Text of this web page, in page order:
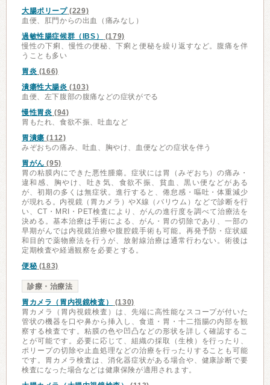
大腸ポリープ(229)
血便、肛門からの出血（痛みなし）
過敏性腸症候群（IBS）
(179)
慢性の下痢、慢性の便秘、下痢と便秘を繰り返すなど。腹痛を伴
うことも多い
胃炎 (166)
潰瘍性大腸炎 (103)
血便、左下腹部の腹痛などの症状がでる
慢性胃炎 (94)
胃もたれ、食欲不振、吐血など
胃潰瘍 (112)
みぞおちの痛み、吐血、胸やけ、血便などの症状を伴う
胃がん (95)
胃の粘膜内にできた悪性腫瘍。症状には胃（みぞおち）の痛み・
違和感、胸やけ、吐き気、食欲不振、貧血、黒い便などがある
が、初期の多くは無症状。進行すると、倦怠感・嘔吐・体重減少
が現れる。内視鏡（胃カメラ）やX線（バリウム）などで診断を行
い、CT・MRI・PET検査により、がんの進行度を調べて治療法を
決める。基本治療は手術による、がん・胃の切除であり、一部の
早期がんでは内視鏡治療や腹腔鏡手術も可能。再発予防・症状緩
和目的で薬物療法を行うが、放射線治療は通常行わない。術後は
定期検査や経過観察を必要とする。
便秘(183)
診療・治療法
胃カメラ（胃内視鏡検査）
(130)
胃カメラ（胃内視鏡検査）は、先端に高性能なスコープが付いた
管状の機器を口や鼻から挿入し、食道・胃・十二指腸の内部を観
察する検査です。粘膜の色や凹凸などの形状を詳しく確認するこ
とが可能です。必要に応じて、組織の採取（生検）を行ったり、
ポリープの切除や止血処理などの治療を行ったりすることも可能
です。胃カメラ検査は、消化器症状がある場合や、健康診断で要
検査になった場合などは健康保険が適用されます。